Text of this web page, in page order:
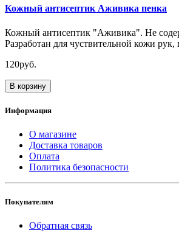
Кожный антисептик Аживика пенка
Кожный антисептик "Аживика". Не
Разработан для чуствительной кожи рук,
120руб.
В корзину
Информация
О магазине
Доставка товаров
Оплата
Политика безопасности
Покупателям
Обратная связь